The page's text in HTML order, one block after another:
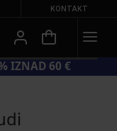
KONTAKT
20 % IZNAD 60 €